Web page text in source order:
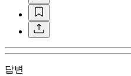
답변